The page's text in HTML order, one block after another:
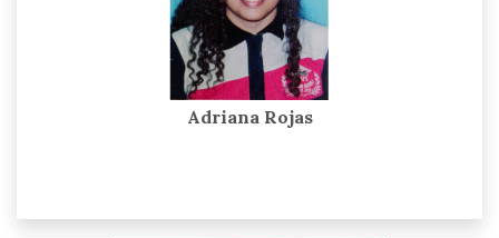
Adriana Rojas